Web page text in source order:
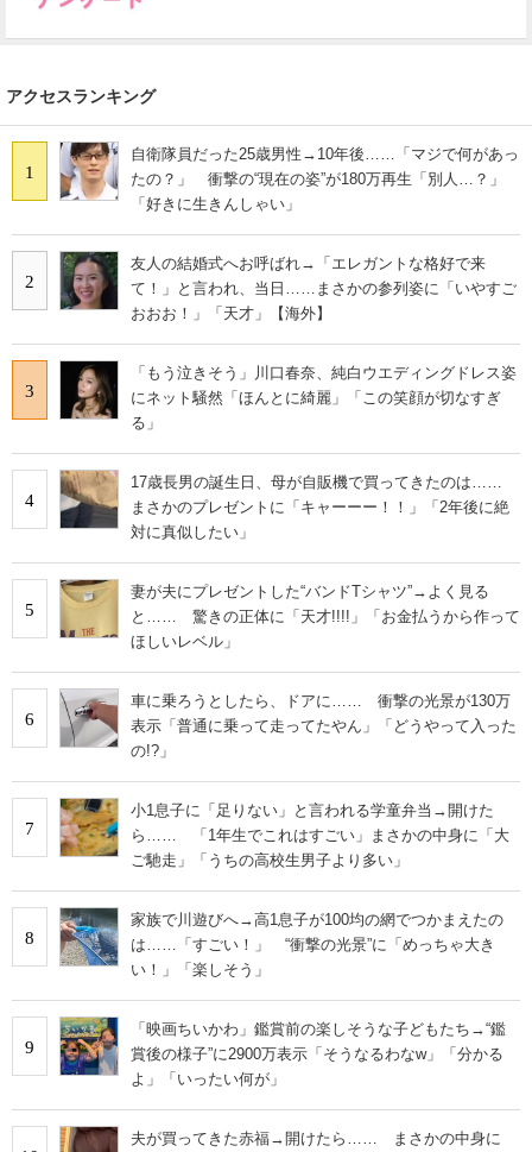
アクセスランキング
1
自衛隊員だった25歳男性→10年後……「マジで何があっ
たの？」 衝撃の“現在の姿”が180万再生「別人…？」
「好きに生きんしゃい」
2
友人の結婚式へお呼ばれ→「エレガントな格好で来
て！」と言われ、当日……まさかの参列姿に「いやすご
おおお！」「天才」【海外】
3
「もう泣きそう」川口春奈、純白ウエディングドレス姿
にネット騒然「ほんとに綺麗」「この笑顔が切なすぎ
る」
4
17歳長男の誕生日、母が自販機で買ってきたのは……
まさかのプレゼントに「キャーーー！！」「2年後に絶
対に真似したい」
5
妻が夫にプレゼントした“バンドTシャツ”→よく見る
と…… 驚きの正体に「天才!!!!」「お金払うから作って
ほしいレベル」
6
車に乗ろうとしたら、ドアに…… 衝撃の光景が130万
表示「普通に乗って走ってたやん」「どうやって入った
の!?」
7
小1息子に「足りない」と言われる学童弁当→開けた
ら…… 「1年生でこれはすごい」まさかの中身に「大
ご馳走」「うちの高校生男子より多い」
8
家族で川遊びへ→高1息子が100均の網でつかまえたの
は……「すごい！」 “衝撃の光景”に「めっちゃ大き
い！」「楽しそう」
9
「映画ちいかわ」鑑賞前の楽しそうな子どもたち→“鑑
賞後の様子”に2900万表示「そうなるわなw」「分かる
よ」「いったい何が」
夫が買ってきた赤福→開けたら…… まさかの中身に